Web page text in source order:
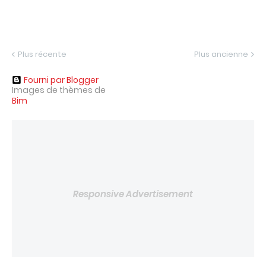
Plus récente Plus ancienne
Fourni par Blogger
Images de thèmes de
Bim
Responsive Advertisement